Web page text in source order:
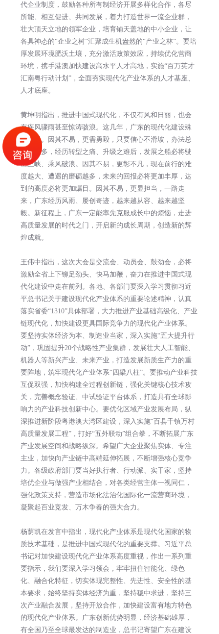
代企业制度，鼓励各种所有制经济开展多样化合作，各尽
所能、相互促进、共同发展，着力打造世界一流企业群，
壮大顶天立地的领军企业，培育铺天盖地的中小企业，让
各具神态的“企业之树”汇聚成生机盎然的“产业之林”。要培
厚发展环境肥沃土壤，充分激活政策效应，持续优化营商
环境，携手港澳加快建设高水平人才高地，实施“百万英才
汇南粤行动计划”，全面夯实现代化产业体系的人才基座、
人才底座。
黄坤明指出，推进中国式现代化，不仅有风和日丽，也会
有疾风骤雨甚至惊涛骇浪。这几年，广东的现代化建设殊
为不易。因其不易，更需勇毅，只要信心不滑坡，办法总
比困难多，经历转型之痛、升级之难后，发展之船必将驶
出三峡、乘风破浪。因其不易，更彰不凡，现在前行的难
度越大、遭遇的磨砺越多，未来的回报必将更加丰厚，达
到的高度必将更加瞩目。因其不易，更显担当，一路走
来，广东经历风雨、屡创奇迹，越来越从容、越来越坚
毅。新征程上，广东一定能率先克服成长中的烦恼，走进
高质量发展的时代之门，开启新的成长周期，创造新的辉
煌成就。
王伟中指出，这次大会是交流会、动员会、鼓劲会，必将
激励全省上下铆足劲头、快马加鞭，奋力在推进中国式现
代化建设中走在前列。各地、各部门要深入学习贯彻习近
平总书记关于建设现代化产业体系的重要论述精神，认真
落实省委“1310”具体部署，大力推进产业基础高级化、产业
链现代化，加快建设更具国际竞争力的现代化产业体系。
要坚持实体经济为本、制造业当家，深入实施“五大提升行
动”，巩固提升20个战略性产业集群，发展壮大人工智能、
机器人等新兴产业、未来产业，打造发展新质生产力的重
要阵地，筑牢现代化产业体系“四梁八柱”。要推动产业科技
互促双强，加快构建全过程创新链，强化关键核心技术攻
关，完善概念验证、中试验证平台体系，打造具有全球影
响力的产业科技创新中心。要优化区域产业发展布局，纵
深推进新阶段粤港澳大湾区建设，深入实施“百县千镇万村
高质量发展工程”，打好“五外联动”组合拳，不断拓展广东
产业发展空间和战略纵深。希望广大企业聚焦实体、专注
主业，加快向产业链中高端延伸拓展，不断增强核心竞争
力。各级政府部门要当好执行者、行动派、实干家，坚持
培优企业与做强产业相结合，对各类经营主体一视同仁，
强化政策支持，营造市场化法治化国际化一流营商环境，
凝聚起百业竞发、万木争春的强大合力。
杨荫凯在发言中指出，现代化产业体系是现代化国家的物
质技术基础，是推进中国式现代化的重要支撑。习近平总
书记对加快建设现代化产业体系高度重视，作出一系列重
要指示，我们要深入学习领会，牢牢扭住智能化、绿色
化、融合化特征，切实体现完整性、先进性、安全性的基
本要求，始终坚持实体经济为重，坚持稳中求进，坚持三
次产业融合发展，坚持开放合作，加快建设富有地方特色
的现代化产业体系。广东创新优势明显，经济基础雄厚，
有全国乃至全球最发达的制造业，总书记寄望广东在建设